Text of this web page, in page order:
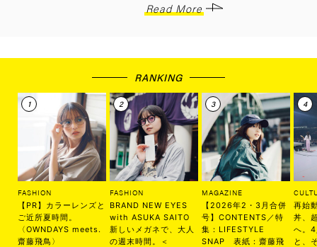
Read More
RANKING
FASHION
【PR】カラーレンズと
ご近所夏時間。
〈OWNDAYS meets.
齋藤飛鳥〉
FASHION
BRAND NEW EYES
with ASUKA SAITO
新しいメガネで、大人
の週末時間。＜
MAGAZINE
【2026年2・3月合併
号】CONTENTS／特
集：LIFESTYLE
SNAP 表紙：齋藤飛
再始
丼、
へ。
と、